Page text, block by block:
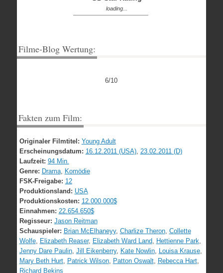
loading...
Filme-Blog Wertung:
6/10
Fakten zum Film:
Originaler Filmtitel: Young Adult
Erscheinungsdatum: 16.12.2011 (USA), 23.02.2011 (D)
Laufzeit: 94 Min.
Genre: Drama, Komödie
FSK-Freigabe: 12
Produktionsland: USA
Produktionskosten: 12.000.000$
Einnahmen: 22.654.650$
Regisseur: Jason Reitman
Schauspieler: Brian McElhaneyy, Charlize Theron, Collette
Wolfe, Elizabeth Reaser, Elizabeth Ward Land, Hettienne Park
Jenny Dare Paulin, Jill Eikenberry, Kate Nowlin, Louisa Krause,
Mary Beth Hurt, Patrick Wilson, Patton Oswalt, Rebecca Hart,
Richard Bekins